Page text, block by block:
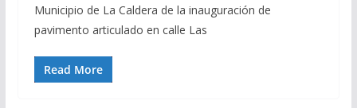
Municipio de La Caldera de la inauguración de
pavimento articulado en calle Las
Read More